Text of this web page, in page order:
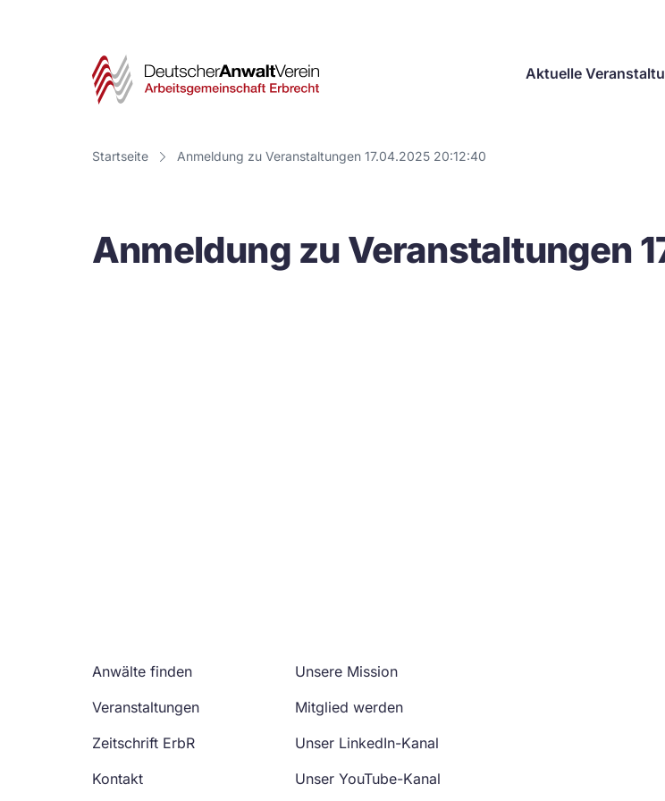
Deutscher
Verein
Aktuelle
Startseite Anmeldung zu Veranstaltungen 17.04.2025 20:12:40
Anmeldung zu Veranstaltungen
Anwälte finden
Veranstaltungen
Zeitschrift ErbR
Kontakt
Unsere Mission
Mitglied werden
Unser LinkedIn-Kanal
Unser YouTube-Kanal